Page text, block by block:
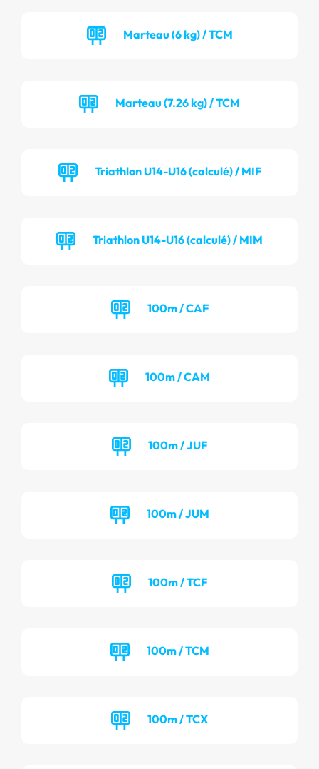
Marteau (6 kg) / TCM
Marteau (7.26 kg) / TCM
Triathlon U14-U16 (calculé) / MIF
Triathlon U14-U16 (calculé) / MIM
100m / CAF
100m / CAM
100m / JUF
100m / JUM
100m / TCF
100m / TCM
100m / TCX